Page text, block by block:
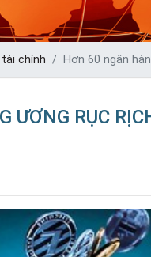
chính Hơn 60 ngân
ƯƠNG RỤC